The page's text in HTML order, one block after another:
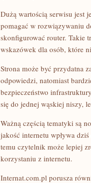
Dużą wartością serwisu jest
pomagać w rozwiązywaniu
skonfigurować router. Takie
wskazówek dla osób, które
Strona może być przydatna
odpowiedzi, natomiast
bezpieczeństwo
się do jednej wąskiej niszy,
Ważną częścią tematyki są
jakość internetu wpływa
temu czytelnik może lepiej
korzystaniu z internetu.
Internat.com.pl porusza